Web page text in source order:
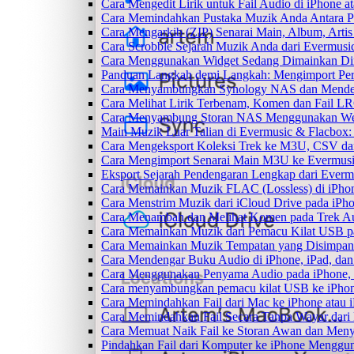
Cara Mengedit Lirik untuk Fail Audio di iPhone
Cara Memindahkan Pustaka Muzik Anda Antara
Cara Mengarkib (ZIP) Senarai Main, Album,
Cara Scrobble Sejarah Muzik Anda dari
Cara Menggunakan Widget Sedang Dimainkan
Panduan Langkah demi Langkah: Mengimport
Cara Menyambungkan Synology NAS dan
Cara Melihat Lirik Terbenam, Komen dan Fail
Cara Menyambung Storan NAS Menggunakan
Main Muzik Luar Talian di Evermusic &
Cara Mengeksport Koleksi Trek ke M3U, CSV
Cara Mengimport Senarai Main M3U ke
Eksport Sejarah Pendengaran Lengkap dari
Cara Memainkan Muzik FLAC (Lossless) di
Cara Menstrim Muzik dari iCloud Drive pada
Cara Menambah dan Melihat Komen pada Trek
Cara Memainkan Muzik dari Pemacu Kilat USB
Cara Memainkan Muzik Tempatan yang
Cara Mendengar Buku Audio di iPhone, iPad,
Cara Menggunakan Penyama Audio pada
Cara menyambungkan pemacu kilat USB ke
Cara Memindahkan Fail dari Mac ke iPhone atau
Cara Memindahkan Fail Secara Tanpa Wayar
Cara Memuat Naik Fail ke Storan Awan dan
Pindahkan Fail dari Komputer ke iPhone